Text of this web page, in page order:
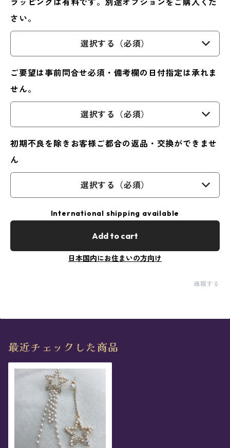
ラッピングは有料です。別途オプションをご購入くだ
さい。
選択する（必須）
ご要望は事前問合せ必須・備考欄の日付指定は承れま
せん。
選択する（必須）
初期不良を除きお客様ご都合の返品・交換ができませ
ん
選択する（必須）
International shipping available
Add to cart
日本国内にお住まいの方向け
通報する
最近チェックした商品